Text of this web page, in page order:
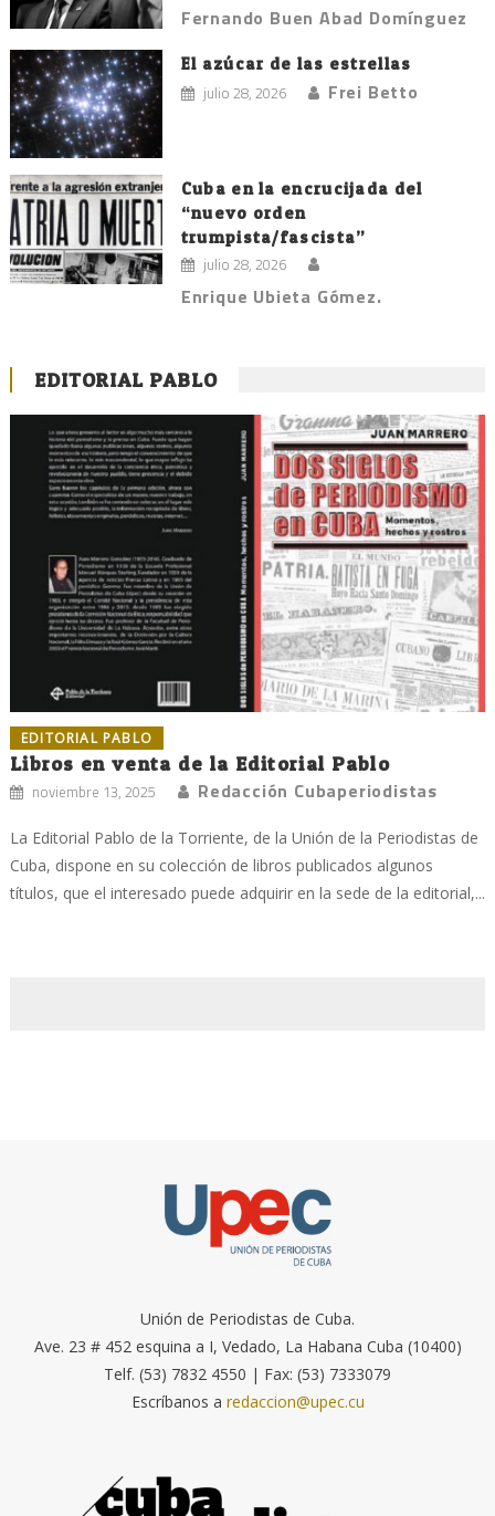
Fernando Buen Abad Domínguez
El azúcar de las estrellas
julio 28, 2026 Frei Betto
Cuba en la encrucijada del
“nuevo orden
trumpista/fascista”
julio 28, 2026
Enrique Ubieta Gómez.
EDITORIAL PABLO
EDITORIAL PABLO
Libros en venta de la Editorial Pablo
noviembre 13, 2025 Redacción Cubaperiodistas
La Editorial Pablo de la Torriente, de la Unión de la Periodistas de
Cuba, dispone en su colección de libros publicados algunos
títulos, que el interesado puede adquirir en la sede de la editorial,...
Unión de Periodistas de Cuba.
Ave. 23 # 452 esquina a I, Vedado, La Habana Cuba (10400)
Telf. (53) 7832 4550 | Fax: (53) 7333079
Escríbanos a redaccion@upec.cu